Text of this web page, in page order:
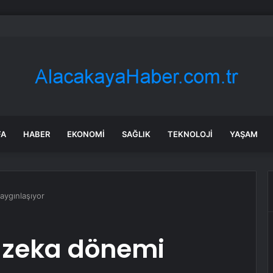
HABER EKONOMI SAĞLIK TEKNOLOJI YAŞAM
dönemi